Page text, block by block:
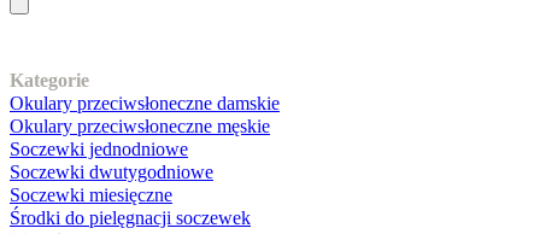
Kategorie
Okulary przeciwsłoneczne damskie
Okulary przeciwsłoneczne męskie
Soczewki jednodniowe
Soczewki dwutygodniowe
Soczewki miesięczne
Środki do pielęgnacji soczewek